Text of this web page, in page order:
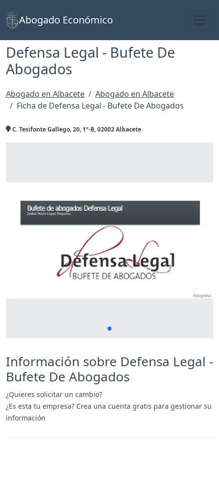
Abogado Económico
Defensa Legal - Bufete De
Abogados
Abogado en Albacete
Abogado en Albacete
Ficha de Defensa Legal - Bufete De Abogados
C. Tesifonte Gallego, 20, 1º-B, 02002 Albacete
Información sobre Defensa Legal -
Bufete De Abogados
¿Quieres solicitar un cambio?
¿Es esta tu empresa? Crea una cuenta gratis para gestionar su
información